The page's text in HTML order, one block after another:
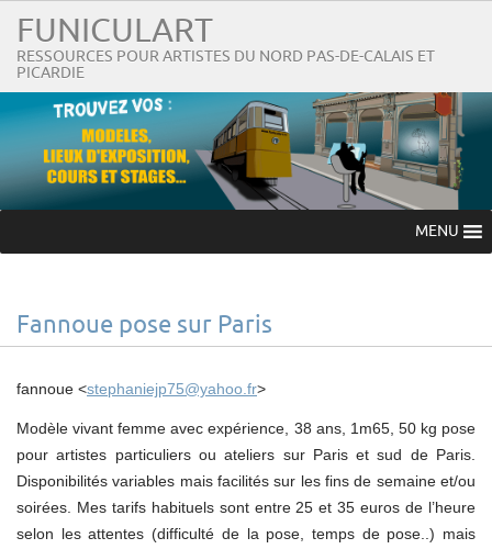
FUNICULART
RESSOURCES POUR ARTISTES DU NORD PAS-DE-CALAIS ET
PICARDIE
MENU
Fannoue pose sur Paris
fannoue <stephaniejp75@yahoo.fr>
Modèle vivant femme avec expérience, 38 ans, 1m65, 50 kg pose
pour artistes particuliers ou ateliers sur Paris et sud de Paris.
Disponibilités variables mais facilités sur les fins de semaine et/ou
soirées. Mes tarifs habituels sont entre 25 et 35 euros de l’heure
selon les attentes (difficulté de la pose, temps de pose..) mais